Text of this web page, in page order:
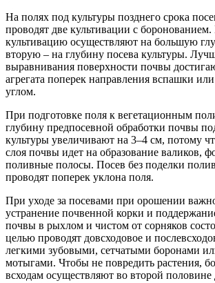
На полях под культуры позднего срока
проводят две культивации с
культивацию осуществляют на большую
вторую – на глубину посева культуры.
выравнивания поверхности почвы
агрегата поперек направления вспашки
углом.
При подготовке поля к вегетационным
глубину предпосевной обработки почвы
культуры увеличивают на 3–4 см, потому
слоя почвы идет на образование валиков,
поливные полосы. Посев без поделки
проводят поперек уклона поля.
При уходе за посевами при орошении
устранение почвенной корки и
почвы в рыхлом и чистом от сорняков
целью проводят довсходовое и
легкими зубовыми, сетчатыми боронами
мотыгами. Чтобы не повредить растения,
всходам осуществляют во второй половине